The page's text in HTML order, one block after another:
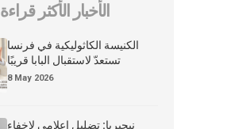
الأخبار الأكثر قراءة
الكنيسة الكاثوليكية في فرنسا
تستعدّ لاستقبال البابا قريبًا
8 May 2026
نيجيريا: تضليل إعلامي لإخفاء